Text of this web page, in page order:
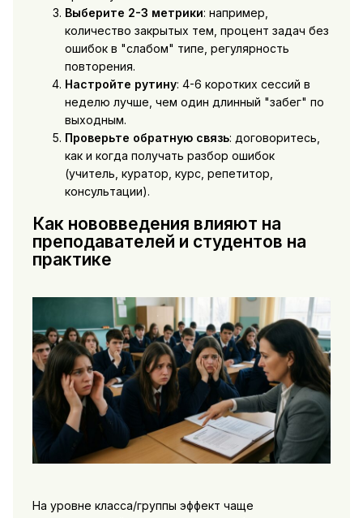
Выберите 2-3 метрики: например,
количество закрытых тем, процент задач без
ошибок в "слабом" типе, регулярность
повторения.
Настройте рутину: 4-6 коротких сессий в
неделю лучше, чем один длинный "забег" по
выходным.
Проверьте обратную связь: договоритесь,
как и когда получать разбор ошибок
(учитель, куратор, курс, репетитор,
консультации).
Как нововведения влияют на
преподавателей и студентов на
практике
На уровне класса/группы эффект чаще